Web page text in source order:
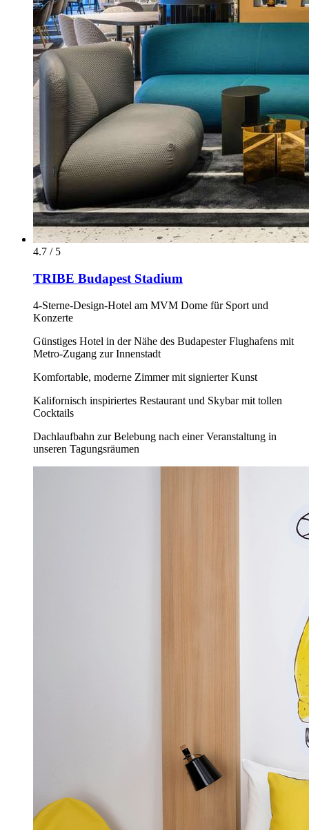
4.7 / 5
TRIBE Budapest Stadium
4-Sterne-Design-Hotel am MVM Dome für Sport und
Konzerte
Günstiges Hotel in der Nähe des Budapester Flughafens mit
Metro-Zugang zur Innenstadt
Komfortable, moderne Zimmer mit signierter Kunst
Kalifornisch inspiriertes Restaurant und Skybar mit tollen
Cocktails
Dachlaufbahn zur Belebung nach einer Veranstaltung in
unseren Tagungsräumen